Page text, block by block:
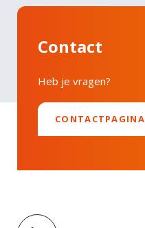
Contact
Heb je vragen?
CONTACTPAGINA